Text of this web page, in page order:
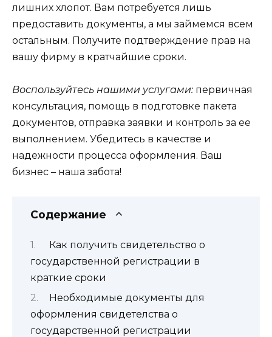
лишних хлопот. Вам потребуется лишь
предоставить документы, а мы займемся всем
остальным. Получите подтверждение прав на
вашу фирму в кратчайшие сроки.
Воспользуйтесь нашими услугами:первичная
консультация, помощь в подготовке пакета
документов, отправка заявки и контроль за ее
выполнением. Убедитесь в качестве и
надежности процесса оформления. Ваш
бизнес – наша забота!
Содержание
Как получить свидетельство о
государственной регистрации в
краткие сроки
Необходимые документы для
оформления свидетелства о
государственной регистрации